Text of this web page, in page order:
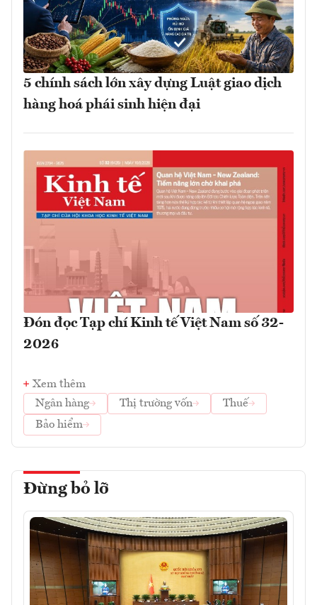
5 chính sách lớn xây dựng Luật giao dịch
hàng hoá phái sinh hiện đại
Đón đọc Tạp chí Kinh tế Việt Nam số 32-
2026
Xem thêm
Ngân hàng
Thị trường vốn
Thuế
Bảo hiểm
Đừng bỏ lỡ